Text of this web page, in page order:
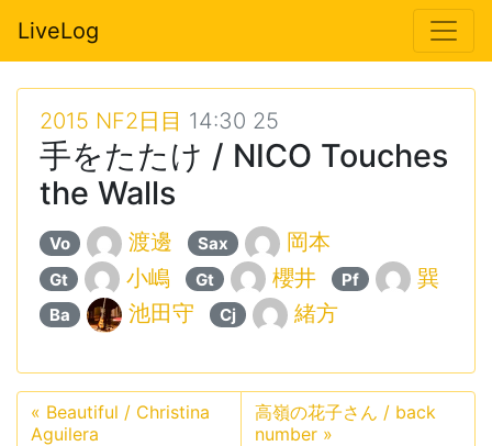
LiveLog
2015 NF2日目 14:30 25
手をたたけ / NICO Touches
the Walls
Vo 渡邊 Sax 岡本
Gt 小嶋 Gt 櫻井 Pf 巽
Ba 池田守 Cj 緒方
« Beautiful / Christina
Aguilera
高嶺の花子さん / back
number »